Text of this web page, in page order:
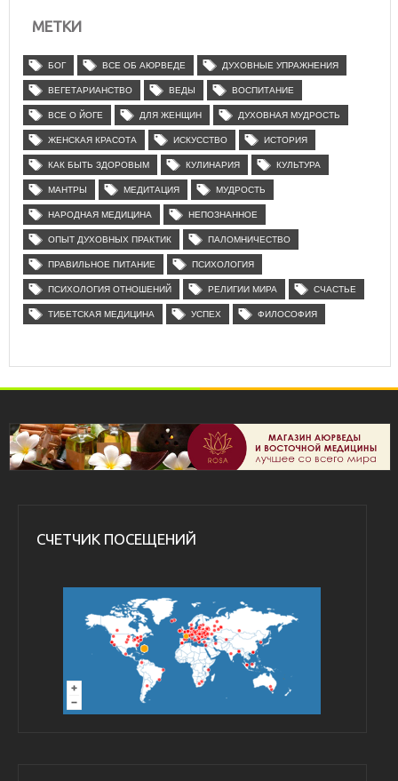
МЕТКИ
БОГ ВСЕ ОБ АЮРВЕДЕ ДУХОВНЫЕ УПРАЖНЕНИЯ
ВЕГЕТАРИАНСТВО ВЕДЫ ВОСПИТАНИЕ
ВСЕ О ЙОГЕ ДЛЯ ЖЕНЩИН ДУХОВНАЯ МУДРОСТЬ
ЖЕНСКАЯ КРАСОТА ИСКУССТВО ИСТОРИЯ
КАК БЫТЬ ЗДОРОВЫМ КУЛИНАРИЯ КУЛЬТУРА
МАНТРЫ МЕДИТАЦИЯ МУДРОСТЬ
НАРОДНАЯ МЕДИЦИНА НЕПОЗНАННОЕ
ОПЫТ ДУХОВНЫХ ПРАКТИК ПАЛОМНИЧЕСТВО
ПРАВИЛЬНОЕ ПИТАНИЕ ПСИХОЛОГИЯ
ПСИХОЛОГИЯ ОТНОШЕНИЙ РЕЛИГИИ МИРА СЧАСТЬЕ
ТИБЕТСКАЯ МЕДИЦИНА УСПЕХ ФИЛОСОФИЯ
СЧЕТЧИК ПОСЕЩЕНИЙ